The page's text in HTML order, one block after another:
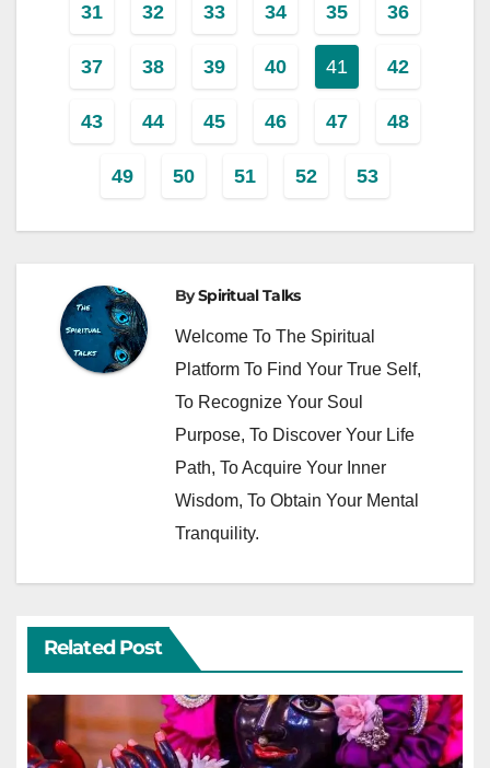
31 32 33 34 35 36
37 38 39 40 41 42
43 44 45 46 47 48
49 50 51 52 53
BySpiritual Talks
Welcome To The Spiritual
Platform To Find Your True Self,
To Recognize Your Soul
Purpose, To Discover Your Life
Path, To Acquire Your Inner
Wisdom, To Obtain Your Mental
Tranquility.
Related Post